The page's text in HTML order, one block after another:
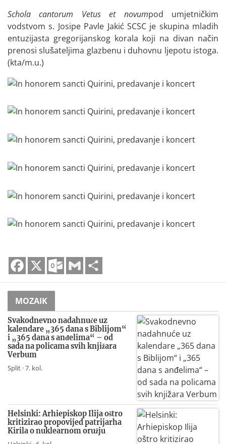
Schola cantorum Vetus et novumpod umjetničkim
vodstvom s. Josipe Pavle Jakić SCSC je skupina mladih
entuzijasta gregorijanskog korala koji na divan način
prenosi slušateljima glazbenu i duhovnu ljepotu istoga.
(kta/m.u.)
Facebook
X Outlook.com
Gmail
MOZAIK
Svakodnevno nadahnuće uz
kalendare „365 dana s Biblijom“
i „365 dana s anđelima“ – od
sada na policama svih knjižara
Verbum
Split · 7. kol.
Helsinki: Arhiepiskop Ilija oštro
kritizirao propovijed patrijarha
Kirila o nuklearnom oružju